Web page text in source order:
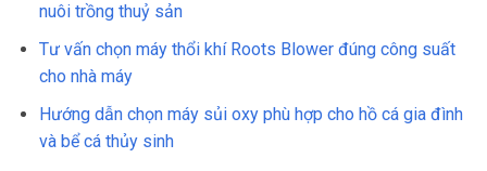
nuôi trồng thuỷ sản
Tư vấn chọn máy thổi khí Roots Blower đúng công suất
cho nhà máy
Hướng dẫn chọn máy sủi oxy phù hợp cho hồ cá gia đình
và bể cá thủy sinh